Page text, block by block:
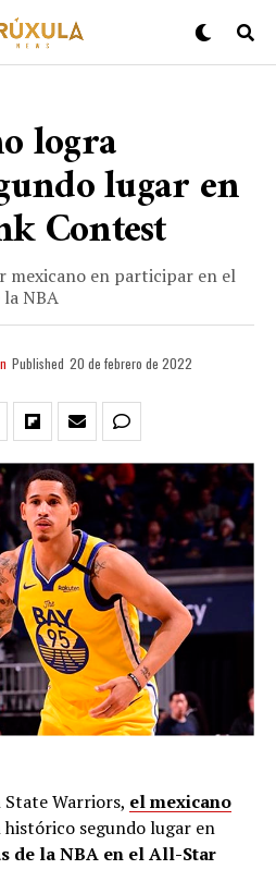
logra
lugar en
Contest
mexicano en participar en el
la NBA
Published 20 de febrero de 2022
State Warriors, el mexicano
segundo lugar en
de la NBA en el All-Star